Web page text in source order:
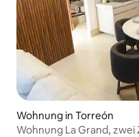
Wohnung in Torreón
Wohnung La Grand,